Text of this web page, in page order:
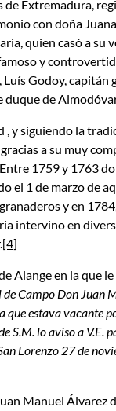
de Extremadura,
con doña
quien casó a su
y
Godoy, capitán
de
, y siguiendo la
a su muy
Entre 1759 y 1763
el 1 de marzo de
y en
intervino en
[4]
Alange en la que
Campo Don Juan
que estava vacante
S.M. lo aviso a V.E.
Lorenzo 27 de
Manuel Álvarez